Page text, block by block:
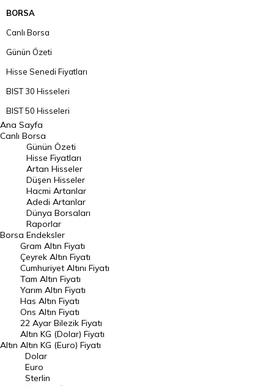
BORSA
Canlı Borsa
Günün Özeti
Hisse Senedi Fiyatları
BIST 30 Hisseleri
BIST 50 Hisseleri
BIST 100 Hisseleri
En Çok Artan Hisseler
En Çok Düşen Hisseler
Hacmi Artanlar
Geçmiş Kapanışlar
Dünya Borsaları
Raporlar
Endeksler
DÖVİZ
Döviz Kuru
Dolar Kuru
Euro Kuru
Pound Kuru
Ana Sayfa
Canlı Borsa
Borsa
Günün Özeti
Hisse Fiyatları
Artan Hisseler
Düşen Hisseler
Hacmi Artanlar
Adedi Artanlar
Dünya Borsaları
Raporlar
Endeksler
Altın
Gram Altın Fiyatı
Çeyrek Altın Fiyatı
Cumhuriyet Altını Fiyatı
Tam Altın Fiyatı
Yarım Altın Fiyatı
Has Altın Fiyatı
Ons Altın Fiyatı
22 Ayar Bilezik Fiyatı
Altın KG (Dolar) Fiyatı
Altın KG (Euro) Fiyatı
Dolar
Euro
Sterlin